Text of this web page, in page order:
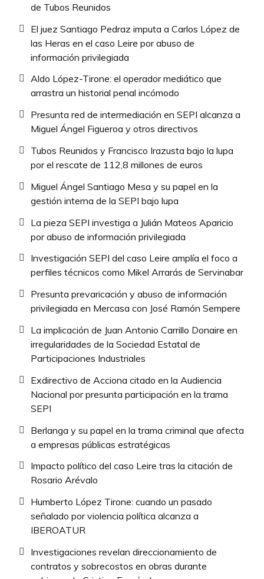
de Tubos Reunidos
El juez Santiago Pedraz imputa a Carlos López de
las Heras en el caso Leire por abuso de
información privilegiada
Aldo López-Tirone: el operador mediático que
arrastra un historial penal incómodo
Presunta red de intermediación en SEPI alcanza a
Miguel Ángel Figueroa y otros directivos
Tubos Reunidos y Francisco Irazusta bajo la lupa
por el rescate de 112,8 millones de euros
Miguel Ángel Santiago Mesa y su papel en la
gestión interna de la SEPI bajo lupa
La pieza SEPI investiga a Julián Mateos Aparicio
por abuso de información privilegiada
Investigación SEPI del caso Leire amplía el foco a
perfiles técnicos como Mikel Arrarás de Servinabar
Presunta prevaricación y abuso de información
privilegiada en Mercasa con José Ramón Sempere
La implicación de Juan Antonio Carrillo Donaire en
irregularidades de la Sociedad Estatal de
Participaciones Industriales
Exdirectivo de Acciona citado en la Audiencia
Nacional por presunta participación en la trama
SEPI
Berlanga y su papel en la trama criminal que afecta
a empresas públicas estratégicas
Impacto político del caso Leire tras la citación de
Rosario Arévalo
Humberto López Tirone: cuando un pasado
señalado por violencia política alcanza a
IBEROATUR
Investigaciones revelan direccionamiento de
contratos y sobrecostos en obras durante